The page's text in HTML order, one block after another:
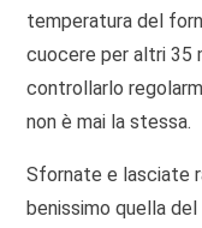
temperatura del
cuocere per altri 35
controllarlo
non è mai la stessa.
Sfornate e lasciate
benissimo quella